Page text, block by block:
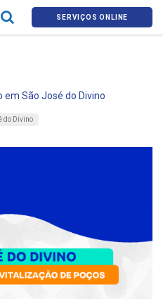
SERVIÇOS ONLINE
em São José do Divino
do Divino